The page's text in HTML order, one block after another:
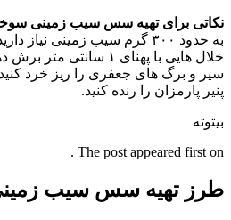
نکاتی برای تهیه سس سیب زمینی
به حدود ۳۰۰ گرم سیب زمینی
خلال هایی با پهنای ۱ سانتی متر برش دهید.
سیر و برگ های جعفری را ریز خرد
پنیر پارمزان را رنده کنید.
بیتوته
The post appeared first on .
طرز تهیه سس سیب